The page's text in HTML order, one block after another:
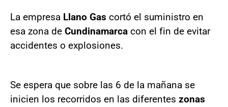
La empresa Llano Gas cortó el suministro en
esa zona de Cundinamarca con el fin de evitar
accidentes o explosiones.
Se espera que sobre las 6 de la mañana se
inicien los recorridos en las diferentes zonas